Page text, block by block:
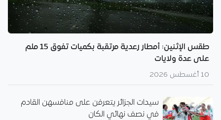
طقس الإثنين: أمطار رعدية مرتقبة بكميات تفوق 15 ملم
على عدة ولايات
10 أغسطس 2026
سيدات الجزائر يتعرفن على منافسهن القادم
في نصف نهائي الكان